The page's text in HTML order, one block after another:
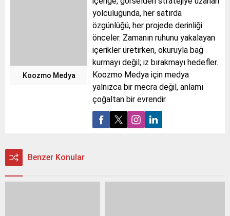
Koozmo Medya
yolculuğunda, her satırda
özgünlüğü, her projede derinliği
önceler. Zamanın ruhunu yakalayan
içerikler üretirken, okuruyla bağ
kurmayı değil; iz bırakmayı hedefler.
Koozmo Medya için medya
yalnızca bir mecra değil, anlamı
çoğaltan bir evrendir.
Benzer Konular